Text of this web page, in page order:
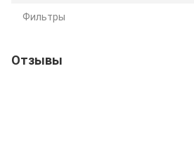
Фильтры
Отзывы